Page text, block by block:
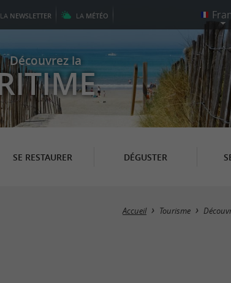
LA NEWSLETTER LA MÉTÉO
Découvrez la
SE RESTAURER DÉGUSTER
Accueil Tourisme